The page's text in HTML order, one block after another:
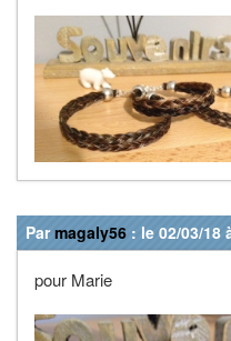
Parmagaly56 : le 02/03/18
pour Marie